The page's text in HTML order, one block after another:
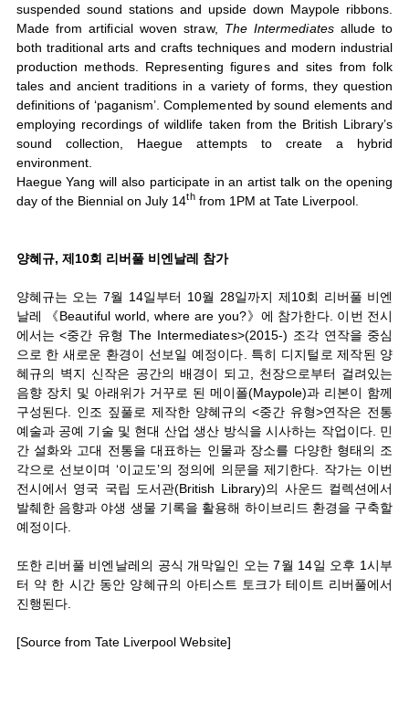
suspended sound stations and upside down Maypole ribbons.
Made from artificial woven straw, The Intermediatesallude to
both traditional arts and crafts techniques and modern industrial
production methods. Representing figures and sites from folk
tales and ancient traditions in a variety of forms, they question
definitions of ‘paganism’. Complemented by sound elements and
employing recordings of wildlife taken from the British Library’s
sound collection, Haegue attempts to create a hybrid
environment.
Haegue Yang will also participate in an artist talk on the opening
day of the Biennial on July 14thfrom 1PM at Tate Liverpool.
양혜규, 제10회 리버풀 비엔날레 참가
양혜규는 오는 7월 14일부터 10월 28일까지 제10회 리버풀 비엔
날레 《Beautiful world, where are you?》에 참가한다. 이번 전시
에서는 <중간 유형 The Intermediates>(2015-) 조각 연작을 중심
으로 한 새로운 환경이 선보일 예정이다. 특히 디지털로 제작된 양
혜규의 벽지 신작은 공간의 배경이 되고, 천장으로부터 걸려있는
음향 장치 및 아래위가 거꾸로 된 메이폴(Maypole)과 리본이 함께
구성된다. 인조 짚풀로 제작한 양혜규의 <중간 유형>연작은 전통
예술과 공예 기술 및 현대 산업 생산 방식을 시사하는 작업이다. 민
간 설화와 고대 전통을 대표하는 인물과 장소를 다양한 형태의 조
각으로 선보이며 ‘이교도’의 정의에 의문을 제기한다. 작가는 이번
전시에서 영국 국립 도서관(British Library)의 사운드 컬렉션에서
발췌한 음향과 야생 생물 기록을 활용해 하이브리드 환경을 구축할
예정이다.
또한 리버풀 비엔날레의 공식 개막일인 오는 7월 14일 오후 1시부
터 약 한 시간 동안 양혜규의 아티스트 토크가 테이트 리버풀에서
진행된다.
[Source from Tate Liverpool Website]